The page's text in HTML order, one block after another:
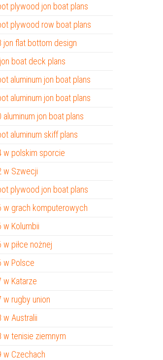
plywood jon boat plans
plywood row boat plans
jon flat bottom design
boat deck plans
aluminum jon boat plans
aluminum jon boat plans
aluminum jon boat plans
aluminum skiff plans
w polskim sporcie
w Szwecji
plywood jon boat plans
w grach komputerowych
w Kolumbii
w piłce nożnej
w Polsce
w Katarze
w rugby union
w Australii
w tenisie ziemnym
w Czechach